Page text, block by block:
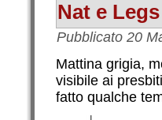
Nat e Legs
Pubblicato 20
Mattina grigia,
visibile ai
fatto qualche